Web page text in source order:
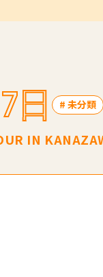
日 # 未分類
IN